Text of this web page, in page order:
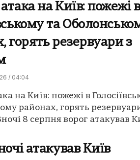
на Київ: пожежі в
та
горять резервуари з
/ 04:04
на Київ: пожежі в
районах, горять
8 серпня ворог атакував
атакував Київ